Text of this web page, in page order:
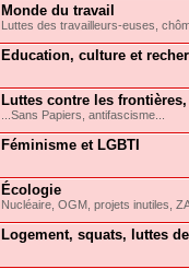
Monde du travail
Luttes des travailleurs-euses,
Education, culture et
Luttes contre les
...Sans Papiers, antifascisme...
Féminisme et LGBTI
Écologie
Nucléaire, OGM, projets inutiles,
Logement, squats, luttes